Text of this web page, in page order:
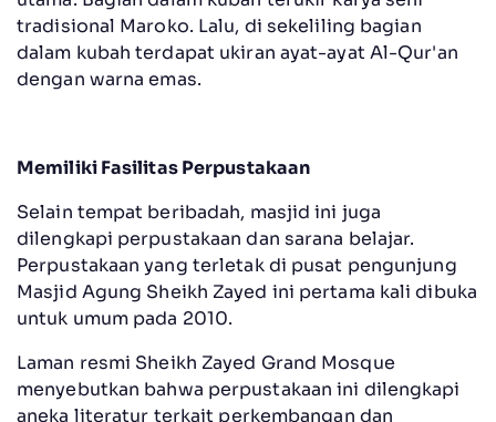
tradisional Maroko. Lalu, di sekeliling bagian
dalam kubah terdapat ukiran ayat-ayat Al-Qur'an
dengan warna emas.
Memiliki Fasilitas Perpustakaan
Selain tempat beribadah, masjid ini juga
dilengkapi perpustakaan dan sarana belajar.
Perpustakaan yang terletak di pusat pengunjung
Masjid Agung Sheikh Zayed ini pertama kali dibuka
untuk umum pada 2010.
Laman resmi Sheikh Zayed Grand Mosque
menyebutkan bahwa perpustakaan ini dilengkapi
aneka literatur terkait perkembangan dan